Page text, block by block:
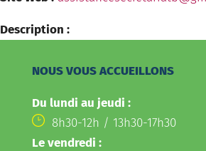
Description :
NOUS VOUS ACCUEILLONS
Du lundi au jeudi :
8h30-12h / 13h30-17h30
Le vendredi :